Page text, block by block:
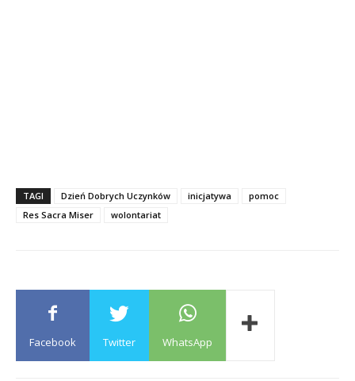
TAGI Dzień Dobrych Uczynków inicjatywa
pomoc
Res Sacra Miser
wolontariat
Facebook Twitter WhatsApp